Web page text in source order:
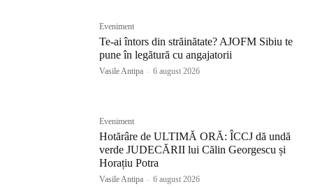
Eveniment
Te-ai întors din străinătate? AJOFM Sibiu te
pune în legătură cu angajatorii
Vasile Antipa - 6 august 2026
Eveniment
Hotărâre de ULTIMĂ ORĂ: ÎCCJ dă undă
verde JUDECĂRII lui Călin Georgescu și
Horațiu Potra
Vasile Antipa - 6 august 2026